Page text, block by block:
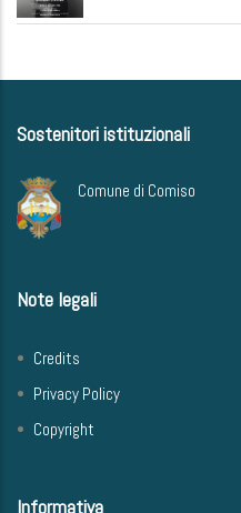
Sostenitori istituzionali
Comune di Comiso
Note legali
Credits
Privacy Policy
Copyright
Informativa